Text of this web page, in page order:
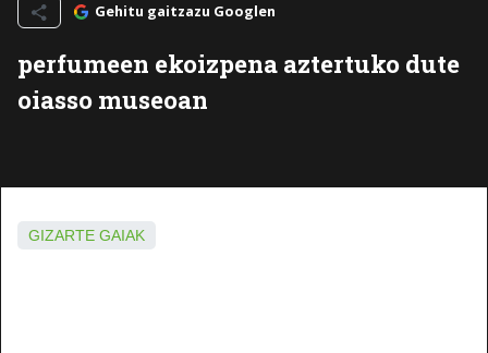
Gehitu gaitzazu Googlen
perfumeen ekoizpena aztertuko dute
oiasso museoan
GIZARTE GAIAK